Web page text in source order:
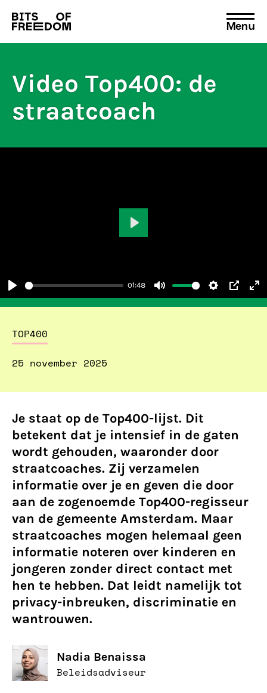
Search
for:
Menu
Video Top400: de
straatcoach
Play
01:48
Mute Settings
PIP
Play
TOP400
25 november 2025
Je staat op de Top400-lijst. Dit
betekent dat je intensief in de gaten
wordt gehouden, waaronder door
straatcoaches. Zij verzamelen
informatie over je en geven die door
aan de zogenoemde Top400-regisseur
van de gemeente Amsterdam. Maar
straatcoaches mogen helemaal geen
informatie noteren over kinderen en
jongeren zonder direct contact met
hen te hebben. Dat leidt namelijk tot
privacy-inbreuken, discriminatie en
wantrouwen.
Nadia Benaissa
Beleidsadviseur